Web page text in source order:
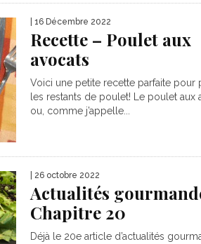
| 16 Décembre 2022
Recette – Poulet aux
avocats
Voici une petite recette parfaite pour
les restants de poulet! Le poulet aux
ou, comme j’appelle...
| 26 octobre 2022
Actualités
Chapitre 20
Déjà le 20e article d’actualités